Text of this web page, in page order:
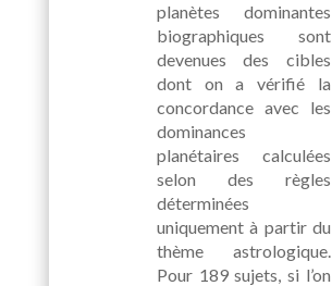
planètes dominantes
biographiques sont
devenues des cibles
dont on a vérifié la
concordance avec les
dominances
planétaires calculées
selon des règles
déterminées
uniquement à partir du
thème astrologique.
Pour 189 sujets, si l’on